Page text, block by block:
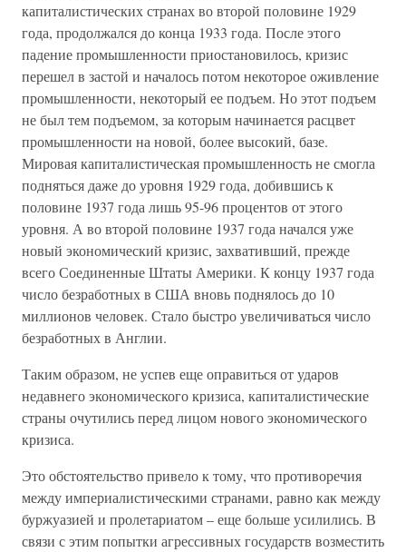
капиталистических странах во второй половине 1929
года, продолжался до конца 1933 года. После этого
падение промышленности приостановилось, кризис
перешел в застой и началось потом некоторое оживление
промышленности, некоторый ее подъем. Но этот подъем
не был тем подъемом, за которым начинается расцвет
промышленности на новой, более высокий, базе.
Мировая капиталистическая промышленность не смогла
подняться даже до уровня 1929 года, добившись к
половине 1937 года лишь 95-96 процентов от этого
уровня. А во второй половине 1937 года начался уже
новый экономический кризис, захвативший, прежде
всего Соединенные Штаты Америки. К концу 1937 года
число безработных в США вновь поднялось до 10
миллионов человек. Стало быстро увеличиваться число
безработных в Англии.
Таким образом, не успев еще оправиться от ударов
недавнего экономического кризиса, капиталистические
страны очутились перед лицом нового экономического
кризиса.
Это обстоятельство привело к тому, что противоречия
между империалистическими странами, равно как между
буржуазией и пролетариатом – еще больше усилились. В
связи с этим попытки агрессивных государств возместить